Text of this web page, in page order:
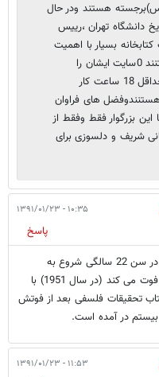
هستند ودر حال
دانشگاه تهران ،رییس
بسیار با اهمیت
کتابخانه تخصصی تاریخ درقم هستنند 0سایت ایشان را
ببینید.اطمینان دارم در شبانه روز حداقل 18 ساعت کار
های فراوان
بزرگوار فقط وفقط از
شریف و دلسوزی برای
۱۰:۳۵ - ۱۳۹۱/۰۱/۲۳
پاسخ
مثال جالب دیگر ویتگنشتاین است که گرچه در سن 22 سالگی شروع به
مطالعات فلسفی می کند ودر سن62 سالگی فوت می کند (در سال 1951) با
تحقیقات فلسفی بعد از فوتش
بیستم در آمده است.
۱۱:۵۳ - ۱۳۹۱/۰۱/۲۳